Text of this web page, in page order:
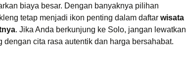
biaya besar. Dengan banyaknya pilihan
tetap menjadi ikon penting dalam daftar wisata
. Jika Anda berkunjung ke Solo, jangan lewatkan
dengan cita rasa autentik dan harga bersahabat.